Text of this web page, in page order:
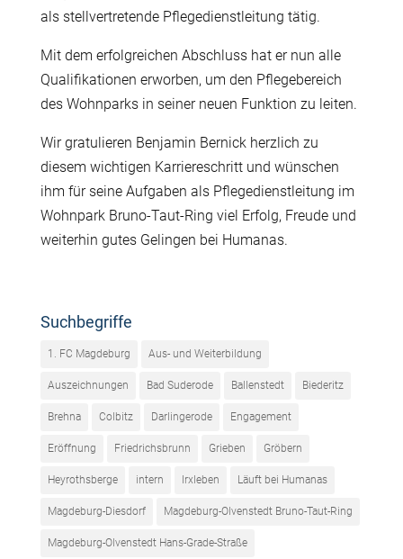
als stellvertretende Pflegedienstleitung tätig.
Mit dem erfolgreichen Abschluss hat er nun alle
Qualifikationen erworben, um den Pflegebereich
des Wohnparks in seiner neuen Funktion zu leiten.
Wir gratulieren Benjamin Bernick herzlich zu
diesem wichtigen Karriereschritt und wünschen
ihm für seine Aufgaben als Pflegedienstleitung im
Wohnpark Bruno-Taut-Ring viel Erfolg, Freude und
weiterhin gutes Gelingen bei Humanas.
Suchbegriffe
1. FC Magdeburg Aus- und Weiterbildung
Auszeichnungen Bad Suderode Ballenstedt Biederitz
Brehna Colbitz Darlingerode Engagement
Eröffnung Friedrichsbrunn Grieben Gröbern
Heyrothsberge intern Irxleben Läuft bei Humanas
Magdeburg-Diesdorf Magdeburg-Olvenstedt Bruno-Taut-Ring
Magdeburg-Olvenstedt Hans-Grade-Straße